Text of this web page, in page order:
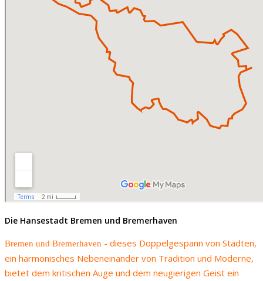
Die Hansestadt Bremen und Bremerhaven
Bremen und Bremerhaven - dieses Doppelgespann von Städten,
ein harmonisches Nebeneinander von Tradition und Moderne,
bietet dem kritischen Auge und dem neugierigen Geist ein